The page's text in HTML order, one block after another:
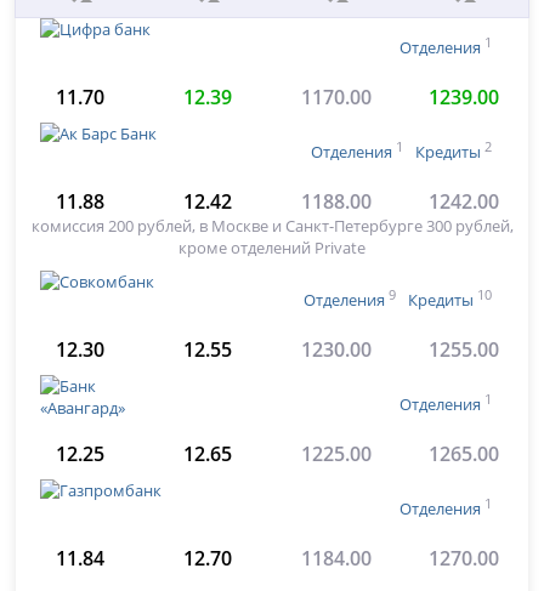
Отделения 1
11.70 12.39 1170.00 1239.00
Отделения 1 Кредиты 2
11.88 12.42 1188.00 1242.00
комиссия 200 рублей, в Москве и Санкт-Петербурге 300 рублей,
кроме отделений Private
Отделения 9 Кредиты 10
12.30 12.55 1230.00 1255.00
Отделения 1
12.25 12.65 1225.00 1265.00
Отделения 1
11.84 12.70 1184.00 1270.00